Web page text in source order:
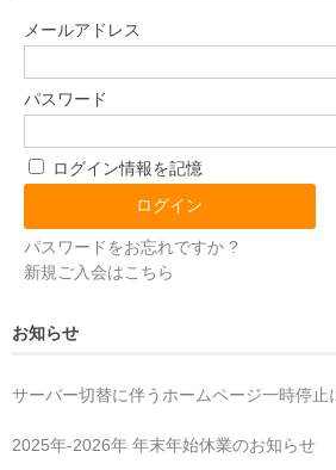
メールアドレス
パスワード
ログイン情報を記憶
パスワードをお忘れですか ?
新規ご入会はこちら
お知らせ
サーバー切替に伴うホームページ一時停止
2025年‐2026年 年末年始休業のお知らせ